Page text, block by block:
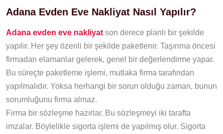
Adana Evden Eve Nakliyat Nasıl Yapılır?
Adana evden eve nakliyat son derece planlı bir şekilde
yapılır. Her şey özenli bir şekilde paketlenir. Taşınma öncesi
firmadan elamanlar gelerek, genel bir değerlendirme yapar.
Bu süreçte paketleme işlemi, mutlaka firma tarafından
yapılmalıdır. Yoksa herhangi bir sorun olduğu zaman, bunun
sorumluğunu firma almaz.
Firma bir sözleşme hazırlar. Bu sözleşmeyi iki tarafta
imzalar. Böylelikle sigorta işlemi de yapılmış olur. Sigorta